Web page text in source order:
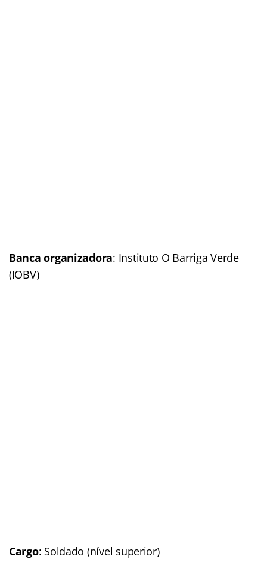
Banca organizadora: Instituto O Barriga Verde
(IOBV)
Cargo: Soldado (nível superior)